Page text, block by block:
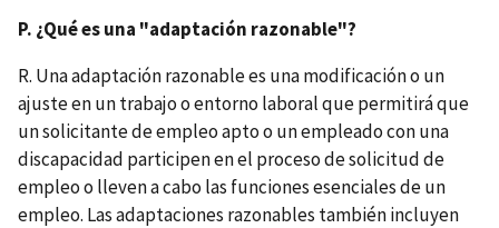
P. ¿Qué es una "adaptación razonable"?
R. Una adaptación razonable es una modificación o un
ajuste en un trabajo o entorno laboral que permitirá que
un solicitante de empleo apto o un empleado con una
discapacidad participen en el proceso de solicitud de
empleo o lleven a cabo las funciones esenciales de un
empleo. Las adaptaciones razonables también incluyen